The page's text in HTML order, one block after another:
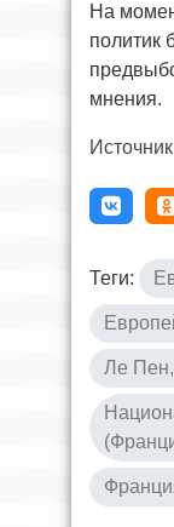
На
политик
мнения.
Источник
Теги:
Ле